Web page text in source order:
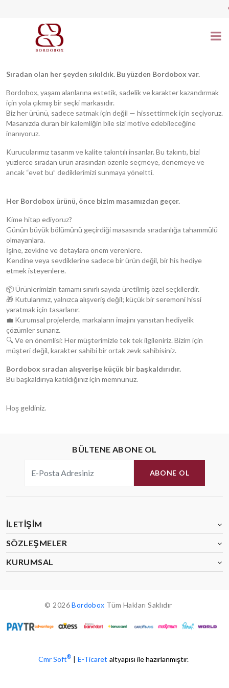
Sıradan olan her şeyden sıkıldık. Bu yüzden Bordobox var.
Bordobox, yaşam alanlarına estetik, sadelik ve karakter kazandırmak
için yola çıkmış bir seçki markasıdır.
Biz her ürünü, sadece satmak için değil — hissettirmek için seçiyoruz.
Masanızda duran bir kalemliğin bile sizi motive edebileceğine
inanıyoruz.
Kurucularımız tasarım ve kalite takıntılı insanlar. Bu takıntı, bizi
yüzlerce sıradan ürün arasından özenle seçmeye, denemeye ve
ancak “evet bu” dediklerimizi sunmaya yöneltti.
Her Bordobox ürünü, önce bizim masamızdan geçer.
Kime hitap ediyoruz?
Günün büyük bölümünü geçirdiği masasında sıradanlığa tahammülü
olmayanlara.
İşine, zevkine ve detaylara önem verenlere.
Kendine veya sevdiklerine sadece bir ürün değil, bir his hediye
etmek isteyenlere.
📦 Ürünlerimizin tamamı sınırlı sayıda üretilmiş özel seçkilerdir.
🎁 Kutularımız, yalnızca alışveriş değil; küçük bir seremoni hissi
yaratmak için tasarlanır.
💼 Kurumsal projelerde, markaların imajını yansıtan hediyelik
çözümler sunarız.
🔍 Ve en önemlisi: Her müşterimizle tek tek ilgileniriz. Bizim için
müşteri değil, karakter sahibi bir ortak zevk sahibisiniz.
Bordobox sıradan alışverişe küçük bir başkaldırıdır.
Bu başkaldırıya katıldığınız için memnunuz.
Hoş geldiniz.
BÜLTENE ABONE OL
ABONE OL
İLETIŞIM
SÖZLEŞMELER
KURUMSAL
© 2026Bordobox Tüm Hakları Saklıdır
Cmr Soft® | E-Ticaret altyapısı ile hazırlanmıştır.